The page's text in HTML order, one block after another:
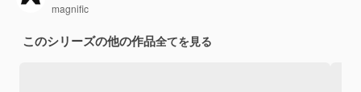
magnific
このシリーズの他の作品全てを見る